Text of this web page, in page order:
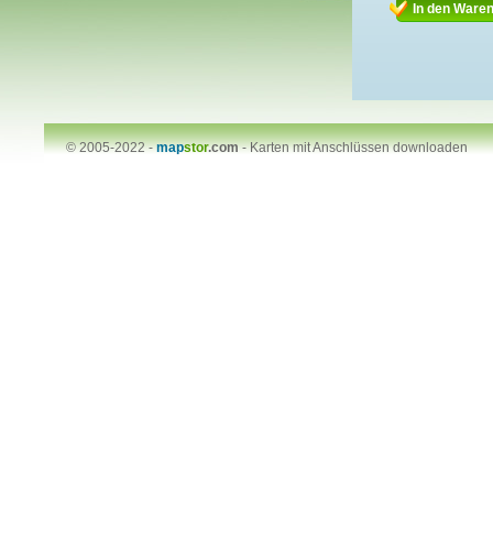
In den
© 2005-2022 -mapstor.com-Karten mit Anschlüssen downloaden